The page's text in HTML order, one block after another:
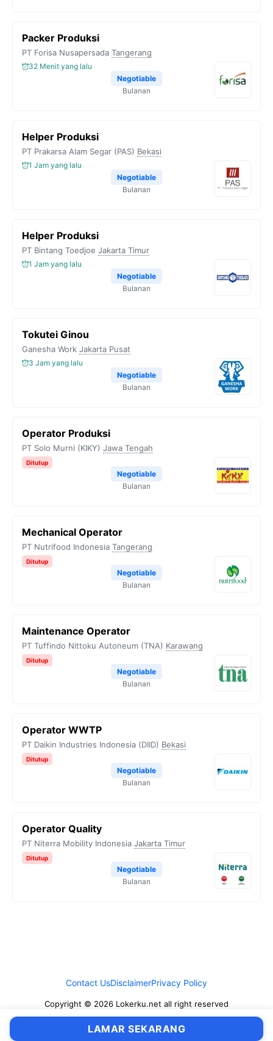
LAMAR SEKARANG
Packer Produksi
PT Forisa Nusapersada Tangerang
32 Menit yang lalu
Negotiable
Bulanan
Helper Produksi
PT Prakarsa Alam Segar (PAS) Bekasi
1 Jam yang lalu
Negotiable
Bulanan
Helper Produksi
PT Bintang Toedjoe Jakarta Timur
1 Jam yang lalu
Negotiable
Bulanan
Tokutei Ginou
Ganesha Work Jakarta Pusat
3 Jam yang lalu
Negotiable
Bulanan
Operator Produksi
PT Solo Murni (KIKY) Jawa Tengah
Ditutup
Negotiable
Bulanan
Mechanical Operator
PT Nutrifood Indonesia Tangerang
Ditutup
Negotiable
Bulanan
Maintenance Operator
PT Tuffindo Nittoku Autoneum (TNA) Karawang
Ditutup
Negotiable
Bulanan
Operator WWTP
PT Daikin Industries Indonesia (DIID) Bekasi
Ditutup
Negotiable
Bulanan
Operator Quality
PT Niterra Mobility Indonesia Jakarta Timur
Ditutup
Negotiable
Bulanan
Contact UsDisclaimerPrivacy Policy
Copyright © 2026 Lokerku.net all right reserved